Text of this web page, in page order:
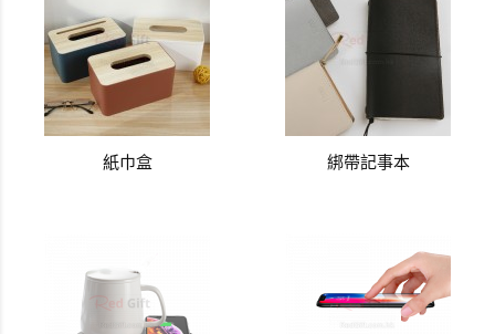
紙巾盒 綁帶記事本